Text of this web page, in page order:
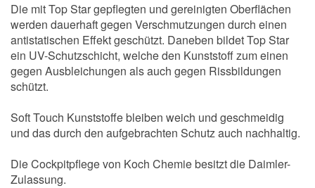
Die mit Top Star gepflegten und gereinigten Oberflächen
werden dauerhaft gegen Verschmutzungen durch einen
antistatischen Effekt geschützt. Daneben bildet Top Star
ein UV-Schutzschicht, welche den Kunststoff zum einen
gegen Ausbleichungen als auch gegen Rissbildungen
schützt.
Soft Touch Kunststoffe bleiben weich und geschmeidig
und das durch den aufgebrachten Schutz auch nachhaltig.
Die Cockpitpflege von Koch Chemie besitzt die Daimler-
Zulassung.